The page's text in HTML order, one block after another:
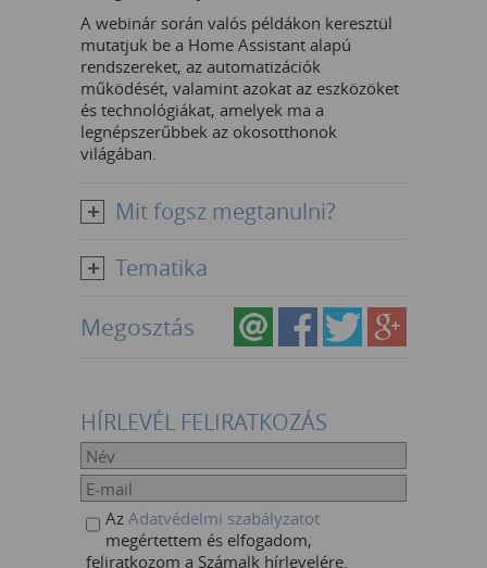
A webinár során valós példákon keresztül
mutatjuk be a Home Assistant alapú
rendszereket, az automatizációk
működését, valamint azokat az eszközöket
és technológiákat, amelyek ma a
legnépszerűbbek az okosotthonok
világában.
Mit fogsz megtanulni?
Tematika
Megosztás
HÍRLEVÉL FELIRATKOZÁS
Az Adatvédelmi szabályzatot
megértettem és elfogadom,
feliratkozom a Számalk hírlevelére.